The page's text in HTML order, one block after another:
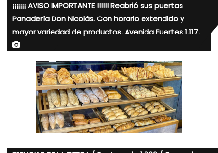
¡¡¡¡¡¡¡ AVISO IMPORTANTE !!!!!! Reabrió sus puertas
Panadería Don Nicolás. Con horario extendido y
mayor variedad de productos. Avenida Fuertes 1.117.